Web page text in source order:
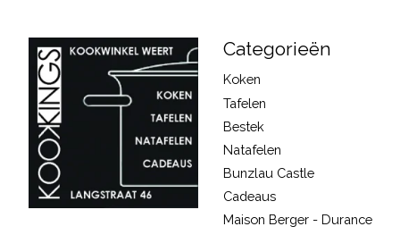
Categorieën
Koken
Tafelen
Bestek
Natafelen
Bunzlau Castle
Cadeaus
Maison Berger - Durance